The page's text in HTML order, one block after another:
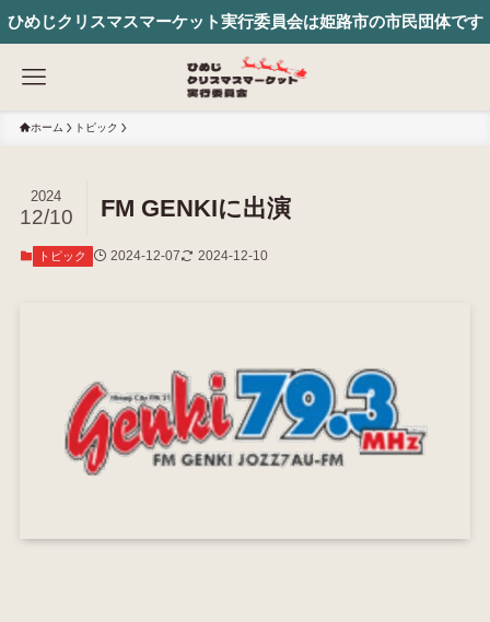
ひめじクリスマスマーケット実行委員会は姫路市の市民団体です
ホーム トピック
FM GENKIに出演
2024
12/10
トピック 2024-12-07 2024-12-10